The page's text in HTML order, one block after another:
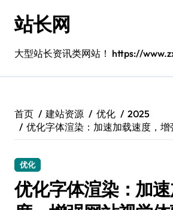
站长网
大型站长资讯类网站！ https://
首页 建站资源 优化
2025
优化字体渲染：加速加载速度，
优化
优化字体渲染：加